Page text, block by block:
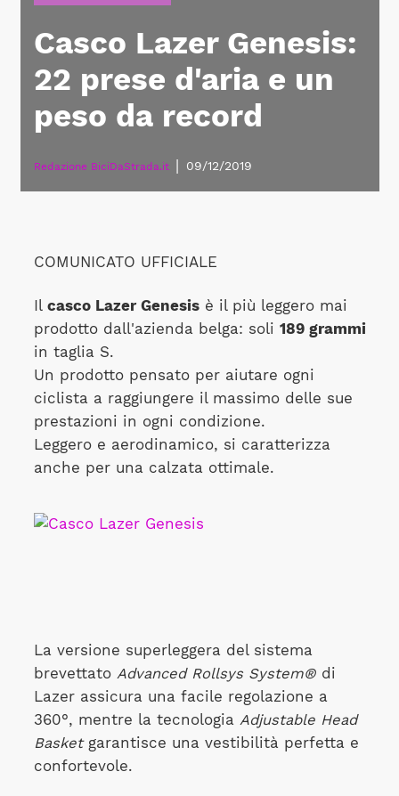
Casco Lazer Genesis:
22 prese d'aria e un
peso da record
Redazione BiciDaStrada.it 09/12/2019
COMUNICATO UFFICIALE
Il casco Lazer Genesisè il più leggero mai
prodotto dall'azienda belga: soli 189 grammi
in taglia S.
Un prodotto pensato per aiutare ogni
ciclista a raggiungere il massimo delle sue
prestazioni in ogni condizione.
Leggero e aerodinamico, si caratterizza
anche per una calzata ottimale.
La versione superleggera del sistema
brevettato Advanced Rollsys System®di
Lazer assicura una facile regolazione a
360°, mentre la tecnologia Adjustable Head
Basketgarantisce una vestibilità perfetta e
confortevole.